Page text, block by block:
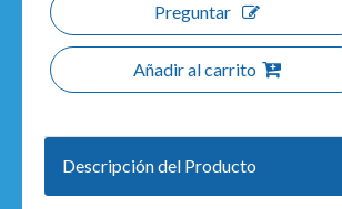
Preguntar
Añadir al carrito
Descripción del Producto